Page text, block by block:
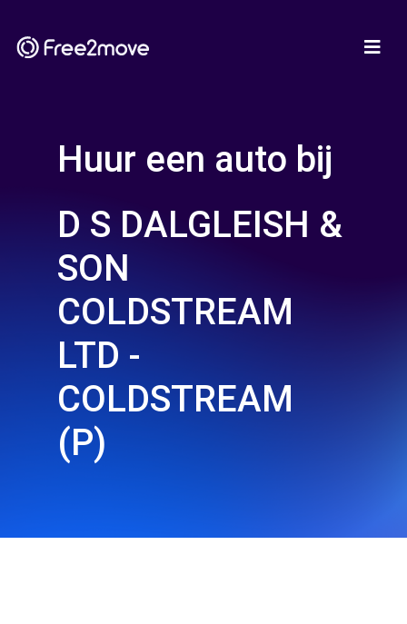
Huur een auto bij
D S DALGLEISH &
SON
COLDSTREAM
LTD -
COLDSTREAM
(P)